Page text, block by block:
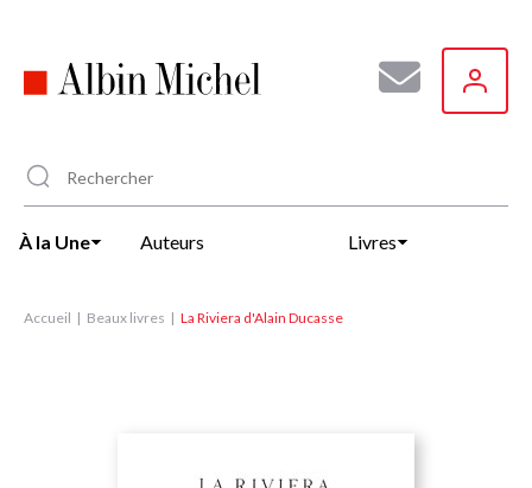
principal
À la Une Auteurs Livres
Accueil Beaux livres La Riviera d'Alain Ducasse